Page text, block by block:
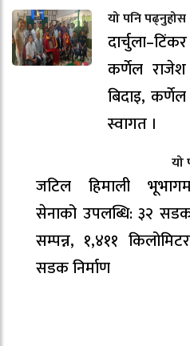
यो पनि पढ्नुहोस
कर्णेल
बिदाइ,
स्वागत ।
यो
जटिल हिमाली
सेनाको उपलब्धि: ३२
सम्पन्न, १,४११
सडक निर्माण